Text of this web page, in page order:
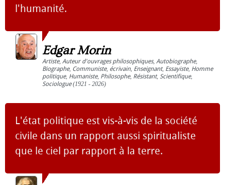
l'humanité.
Edgar Morin
Artiste, Auteur d'ouvrages philosophiques, Autobiographe,
Biographe, Communiste, écrivain, Enseignant, Essayiste, Homme
politique, Humaniste, Philosophe, Résistant, Scientifique,
Sociologue(1921 - 2026)
L'état politique est vis-à-vis de la société
civile dans un rapport aussi spiritualiste
que le ciel par rapport à la terre.